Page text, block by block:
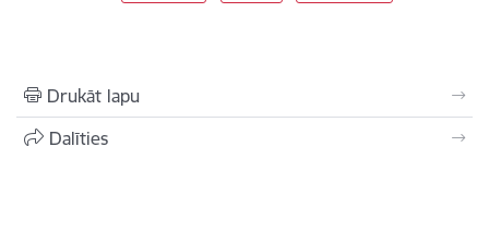
Drukāt lapu
Dalīties